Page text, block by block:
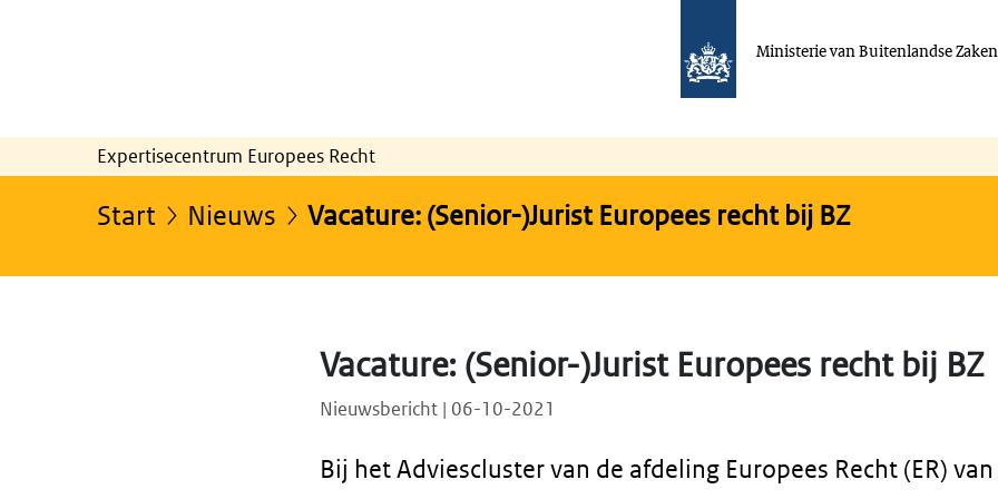
Ministerie van Buitenlandse Zaken
Expertisecentrum Europees Recht
Start Nieuws Vacature: (Senior-)Jurist Europees recht bij BZ
Vacature: (Senior-)Jurist Europees recht bij BZ
Nieuwsbericht | 06-10-2021
Bij het Adviescluster van de afdeling Europees Recht (ER)